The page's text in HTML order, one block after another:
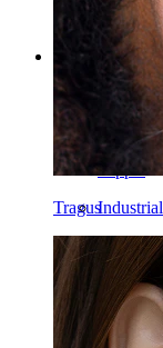
Tragus
Kategorier
Navle
Nipple
Industrial
Dermal
Helix
Øre